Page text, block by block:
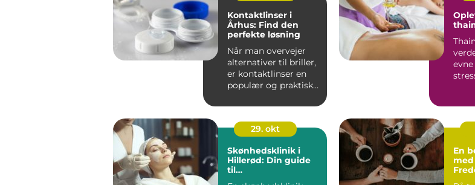
Kontaktlinser i
Århus: Find den
perfekte løsning
Når man overvejer
alternativer til briller,
er kontaktlinser en
populær og praktisk
29. okt
Skønhedsklinik i
Hillerød: Din guide
til
En